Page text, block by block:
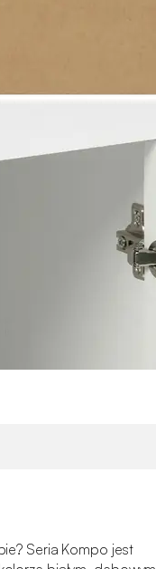
Seria Kompo jest